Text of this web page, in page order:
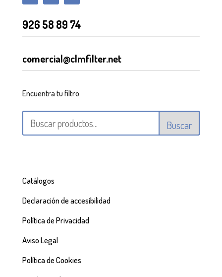
926 58 89 74
comercial@clmfilter.net
Encuentra tu filtro
Buscar
Catálogos
Declaración de accesibilidad
Política de Privacidad
Aviso Legal
Política de Cookies